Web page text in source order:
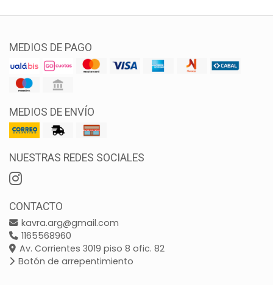
MEDIOS DE PAGO
MEDIOS DE ENVÍO
NUESTRAS REDES SOCIALES
CONTACTO
kavra.arg@gmail.com
1165568960
Av. Corrientes 3019 piso 8 ofic. 82
Botón de arrepentimiento